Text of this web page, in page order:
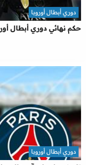
حكم نهائي دوري أبطال
دوري أبطال أوروبا
دوري أبطال أوروبا